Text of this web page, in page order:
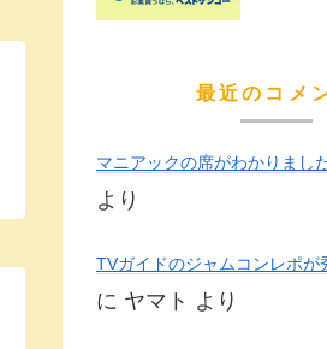
最近のコメ
マニアックの席がわかりました
より
TVガイドのジャムコンレポが
に ヤマト より